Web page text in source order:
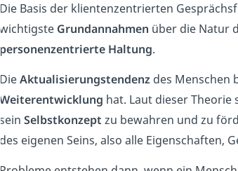
Die Basis der klientenzentrierten
wichtigste Grundannahmen über die Natur
personenzentrierte Haltung.
DieAktualisierungstendenz des Menschen
Weiterentwicklung hat. Laut dieser
sein Selbstkonzept zu bewahren und zu
des eigenen Seins, also alle Eigenschaften,